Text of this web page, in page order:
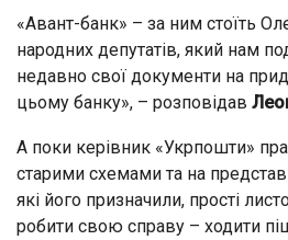
«Авант-банк» – за ним стоїть
народних депутатів, який нам
недавно свої документи на
цьому банку», – розповідав
А поки керівник «Укрпошти»
старими схемами та на
які його призначили, прості
робити свою справу – ходити